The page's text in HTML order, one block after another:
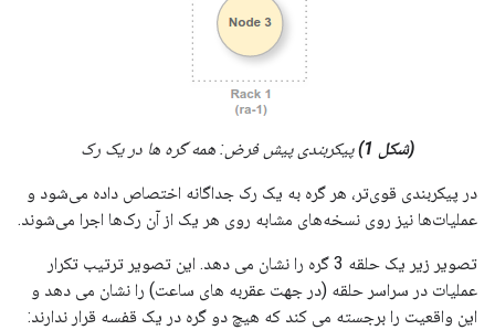
(شکل 1) پیکربندی پیش فرض: همه گره ها در یک رک
در پیکربندی قوی‌تر، هر گره به یک رک جداگانه اختصاص داده می‌شود و
عملیات‌ها نیز روی نسخه‌های مشابه روی هر یک از آن رک‌ها اجرا می‌شوند.
تصویر زیر یک حلقه 3 گره را نشان می دهد. این تصویر ترتیب تکرار
عملیات در سراسر حلقه (در جهت عقربه های ساعت) را نشان می دهد و
این واقعیت را برجسته می کند که هیچ دو گره در یک قفسه قرار ندارند: